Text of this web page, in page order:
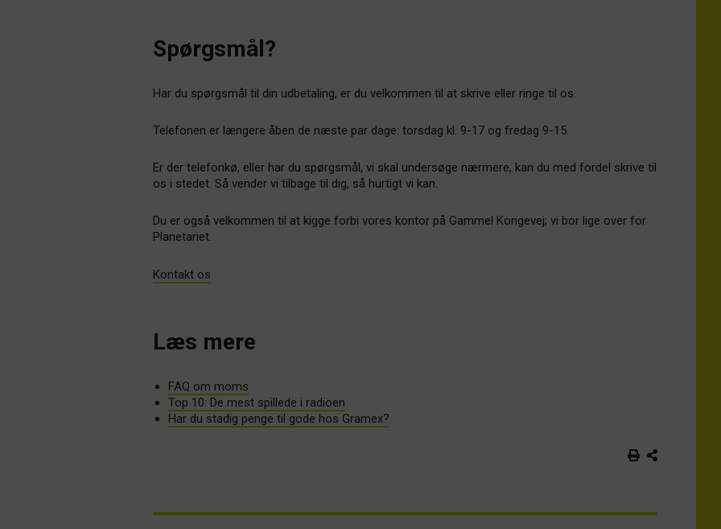
Spørgsmål?
Har du spørgsmål til din udbetaling, er du velkommen til at skrive eller ringe til os.
Telefonen er længere åben de næste par dage: torsdag kl. 9-17 og fredag 9-15.
Er der telefonkø, eller har du spørgsmål, vi skal undersøge nærmere, kan du med fordel skrive til
os i stedet. Så vender vi tilbage til dig, så hurtigt vi kan.
Du er også velkommen til at kigge forbi vores kontor på Gammel Kongevej; vi bor lige over for
Planetariet.
Kontakt os
Læs mere
FAQ om moms
Top 10: De mest spillede i radioen
Har du stadig penge til gode hos Gramex?